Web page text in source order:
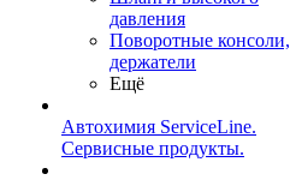
давления
Поворотные консоли,
держатели
Ещё
Автохимия ServiceLine.
Сервисные продукты.